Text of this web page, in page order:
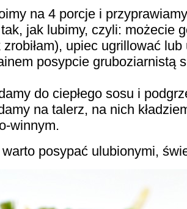
na 4 porcje i
jak lubimy, czyli: możecie
upiec ugrillować
posypcie gruboziarnistą
do ciepłego sosu i
na talerz, na nich
winnym.
posypać ulubionymi,